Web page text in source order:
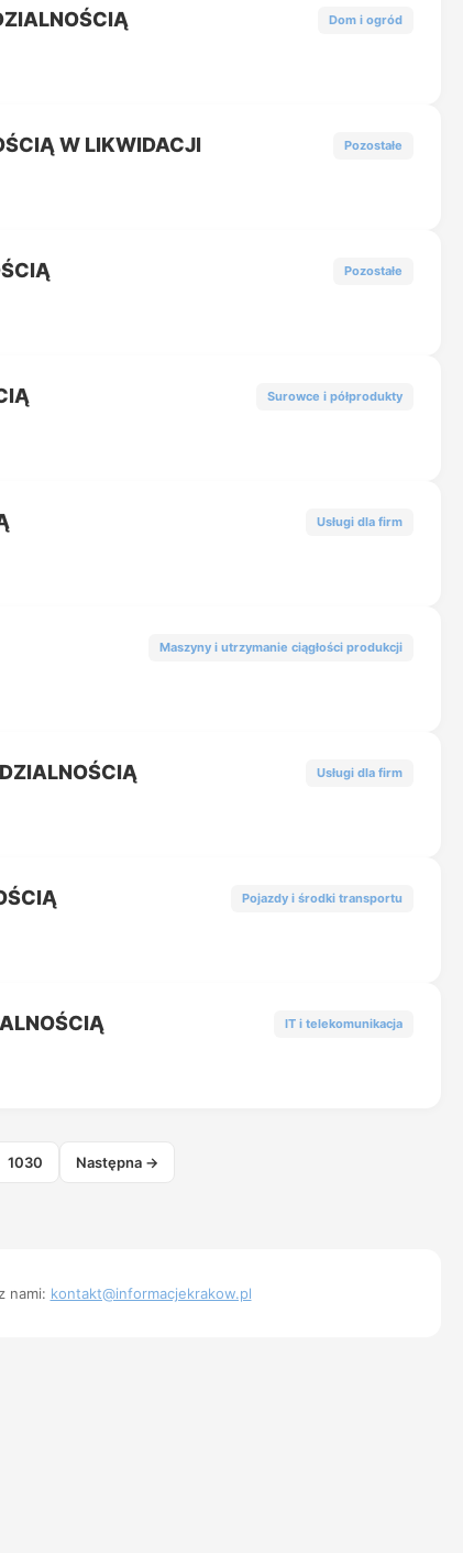
Dom i ogród
W LIKWIDACJI Pozostałe
Pozostałe
Surowce i półprodukty
Usługi dla firm
Maszyny i utrzymanie ciągłości produkcji
Usługi dla firm
Pojazdy i środki transportu
IT i telekomunikacja
1030 Następna →
nami: kontakt@informacjekrakow.pl